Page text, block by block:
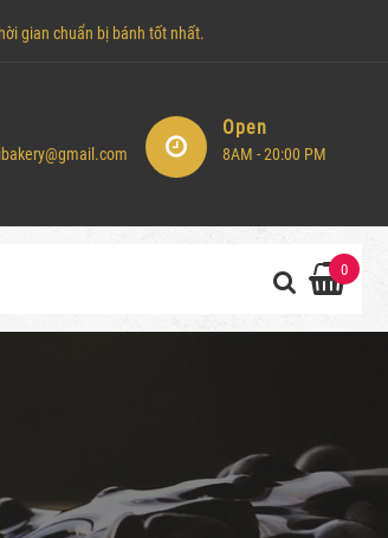
gian chuẩn bị bánh tốt nhất.
Open
8AM - 20:00 PM
0